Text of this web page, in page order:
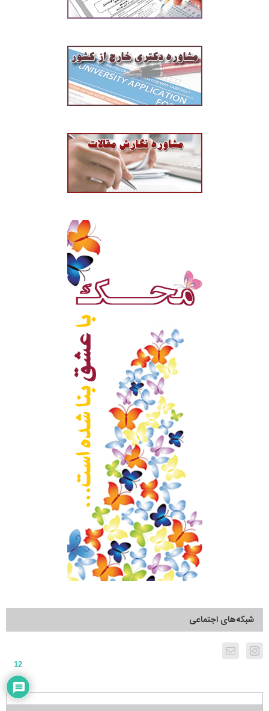
شبکه‌های اجتماعی
12